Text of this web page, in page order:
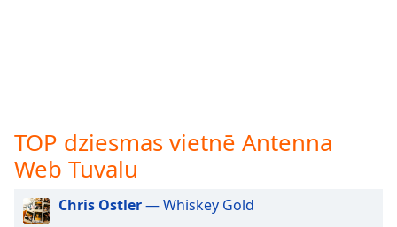
subtitles
settings
dialog
subtitles
off
TOP dziesmas vietnē Antenna
Web Tuvalu
Chris Ostler— Whiskey Gold